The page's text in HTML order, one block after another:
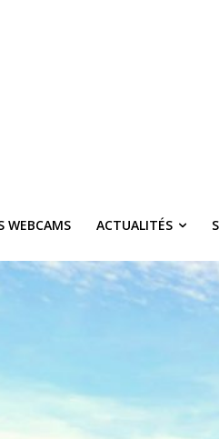
WEBCAMS ACTUALITÉS
Recevez chaque
idées